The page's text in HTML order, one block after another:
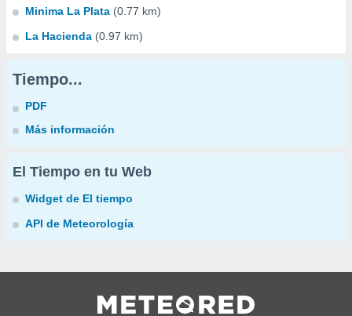
Minima La Plata (0.77 km)
La Hacienda (0.97 km)
Tiempo...
PDF
Más información
El Tiempo en tu Web
Widget de El tiempo
API de Meteorología